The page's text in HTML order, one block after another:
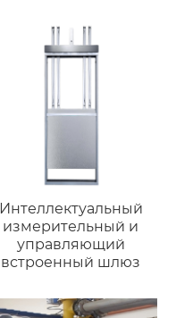
Интеллектуальный
измерительный и
управляющий
встроенный шлюз